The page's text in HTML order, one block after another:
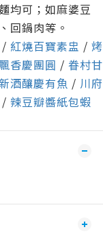
均可；如麻婆豆
回鍋肉等。
/ 紅燒百寶素盅 / 烤
香慶團圓 / 眷村甘
酒釀慶有魚 / 川府
/ 辣豆瓣醬紙包蝦